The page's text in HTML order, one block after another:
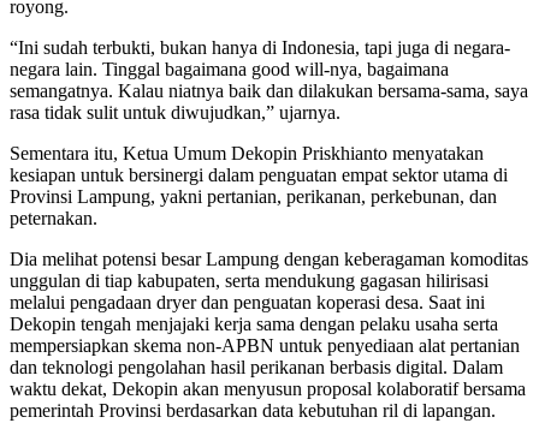
royong.
“Ini sudah terbukti, bukan hanya di Indonesia, tapi juga di negara-
negara lain. Tinggal bagaimana good will-nya, bagaimana
semangatnya. Kalau niatnya baik dan dilakukan bersama-sama, saya
rasa tidak sulit untuk diwujudkan,” ujarnya.
Sementara itu, Ketua Umum Dekopin Priskhianto menyatakan
kesiapan untuk bersinergi dalam penguatan empat sektor utama di
Provinsi Lampung, yakni pertanian, perikanan, perkebunan, dan
peternakan.
Dia melihat potensi besar Lampung dengan keberagaman komoditas
unggulan di tiap kabupaten, serta mendukung gagasan hilirisasi
melalui pengadaan dryer dan penguatan koperasi desa. Saat ini
Dekopin tengah menjajaki kerja sama dengan pelaku usaha serta
mempersiapkan skema non-APBN untuk penyediaan alat pertanian
dan teknologi pengolahan hasil perikanan berbasis digital. Dalam
waktu dekat, Dekopin akan menyusun proposal kolaboratif bersama
pemerintah Provinsi berdasarkan data kebutuhan ril di lapangan.